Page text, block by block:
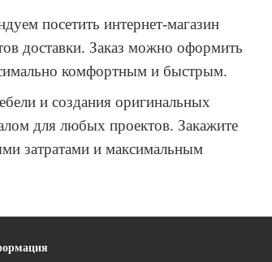
посетить интернет-магазин
доставки. Заказ можно оформить
комфортным и быстрым.
и создания оригинальных
для любых проектов. Закажите
затратами и максимальным